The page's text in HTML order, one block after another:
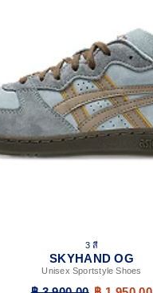
3 สี
SKYHAND OG
Unisex Sportstyle Shoes